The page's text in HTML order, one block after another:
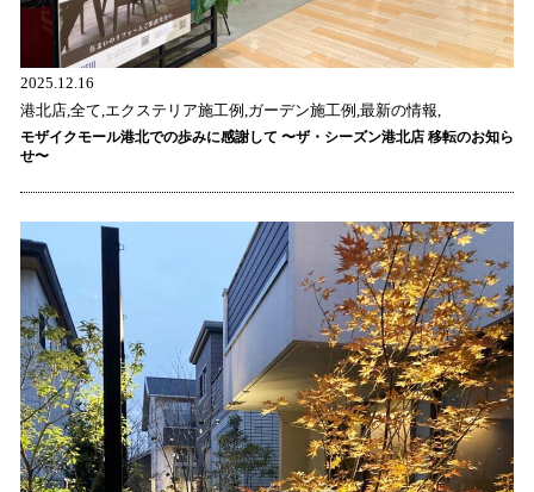
2025.12.16
港北店,全て,エクステリア施工例,ガーデン施工例,最新の情報,
モザイクモール港北での歩みに感謝して 〜ザ・シーズン港北店 移転のお知ら
せ〜